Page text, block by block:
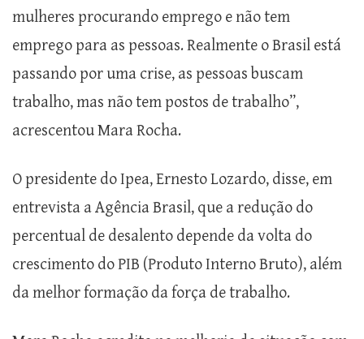
mulheres procurando emprego e não tem
emprego para as pessoas. Realmente o Brasil está
passando por uma crise, as pessoas buscam
trabalho, mas não tem postos de trabalho”,
acrescentou Mara Rocha.
O presidente do Ipea, Ernesto Lozardo, disse, em
entrevista a Agência Brasil, que a redução do
percentual de desalento depende da volta do
crescimento do PIB (Produto Interno Bruto), além
da melhor formação da força de trabalho.